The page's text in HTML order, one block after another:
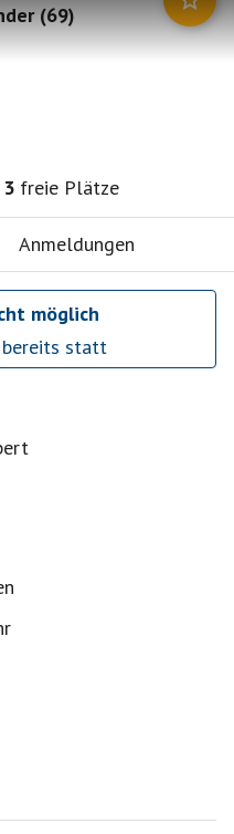
(69)
3 freie Plätze
Anmeldungen
möglich
bereits statt